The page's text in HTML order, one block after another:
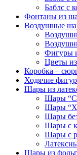
Баблс с
Фонтаны из
Воздушные
Фигуры
Цветы
Коробка –
Ходячие
Шары из
Шары “С
Шары
Шары
Шары с
Шары с
Шары из